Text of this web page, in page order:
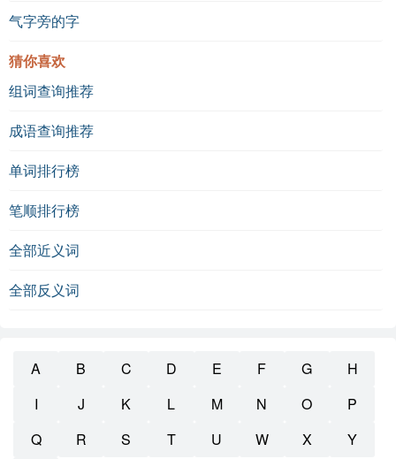
气字旁的字
猜你喜欢
组词查询推荐
成语查询推荐
单词排行榜
笔顺排行榜
全部近义词
全部反义词
A B C D E F G
H
I
J K L M N O
P
Q
R S T U W X Y